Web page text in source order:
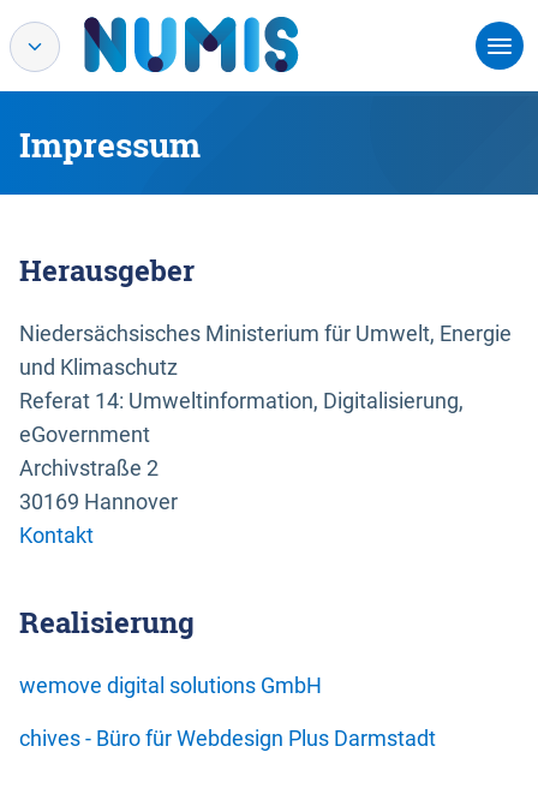
Impressum
Herausgeber
Niedersächsisches Ministerium für Umwelt, Energie
und Klimaschutz
Referat 14: Umweltinformation, Digitalisierung,
eGovernment
Archivstraße 2
30169 Hannover
Kontakt
Realisierung
wemove digital solutions GmbH
chives - Büro für Webdesign Plus Darmstadt